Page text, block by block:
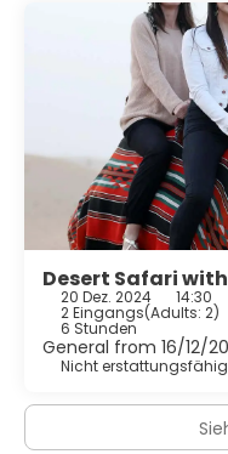
Desert Safari
20 Dez. 2024 14:30
2 Eingangs(Adults: 2)
6 Stunden
General from 16/12/
Nicht erstattungsfähig